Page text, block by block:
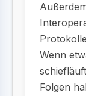
Wenn
Folgen